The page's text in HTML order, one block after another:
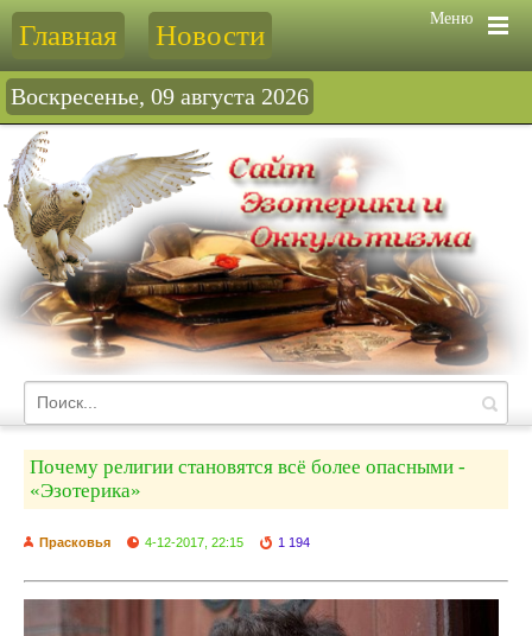
Меню
Главная Новости
Воскресенье, 09 августа 2026
Почему религии становятся всё более опасными -
«Эзотерика»
Прасковья 4-12-2017, 22:15 1 194